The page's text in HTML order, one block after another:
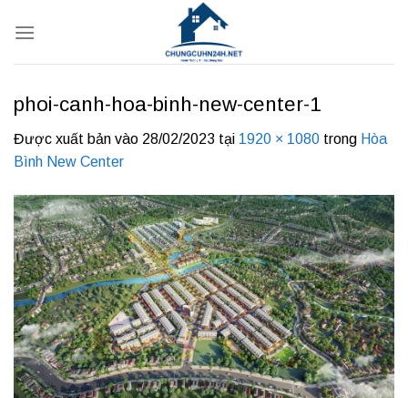
qua
phoi-canh-hoa-binh-new-center-1
Được xuất bản vào 28/02/2023 tại 1920 × 1080 trong Hòa
Bình New Center